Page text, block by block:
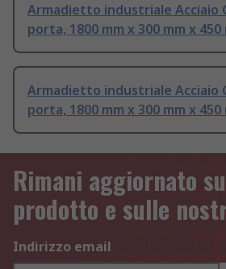
Armadietto industriale Acciaio
porta, 1800 mm x 300 mm x 450
Armadietto industriale Acciaio
porta, 1800 mm x 300 mm x 450
Rimani aggiornato
prodotto e sulle
Indirizzo email